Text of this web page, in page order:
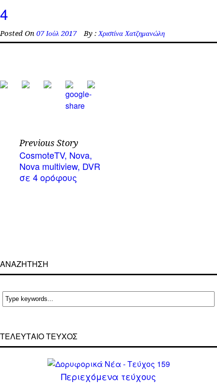
4
Posted On 07 Ιούλ 2017 By : Χριστίνα Χατζημανώλη
Previous Story
CosmoteTV, Nova,
Nova multiview, DVR
σε 4 ορόφους
ΑΝΑΖΗΤΗΣΗ
ΤΕΛΕΥΤΑΙΟ ΤΕΥΧΟΣ
Περιεχόμενα τεύχους